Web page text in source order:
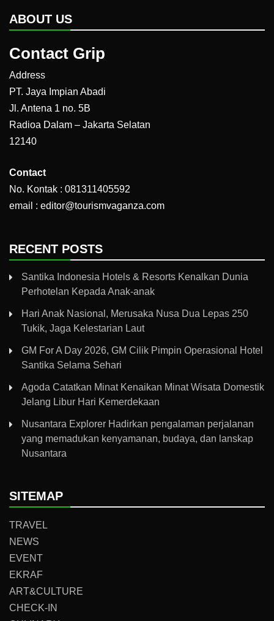
ABOUT US
Contact Grip
Address
PT. Jaya Impian Abadi
Jl. Antena 1 no. 5B
Radioa Dalam – Jakarta Selatan
12140
Contact
No. Kontak : 081311405592
email : editor@tourismvaganza.com
RECENT POSTS
Santika Indonesia Hotels & Resorts Kenalkan Dunia
Perhotelan Kepada Anak-anak
Hari Anak Nasional, Merusaka Nusa Dua Lepas 250
Tukik, Jaga Kelestarian Laut
GM For A Day 2026, GM Cilik Pimpin Operasional Hotel
Santika Selama Sehari
Agoda Catatkan Minat Kenaikan Minat Wisata Domestik
Jelang Libur Hari Kemerdekaan
Nusantara Explorer Hadirkan pengalaman perjalanan
yang memadukan kenyamanan, budaya, dan lanskap
Nusantara
SITEMAP
TRAVEL
NEWS
EVENT
EKRAF
ART&CULTURE
CHECK-IN